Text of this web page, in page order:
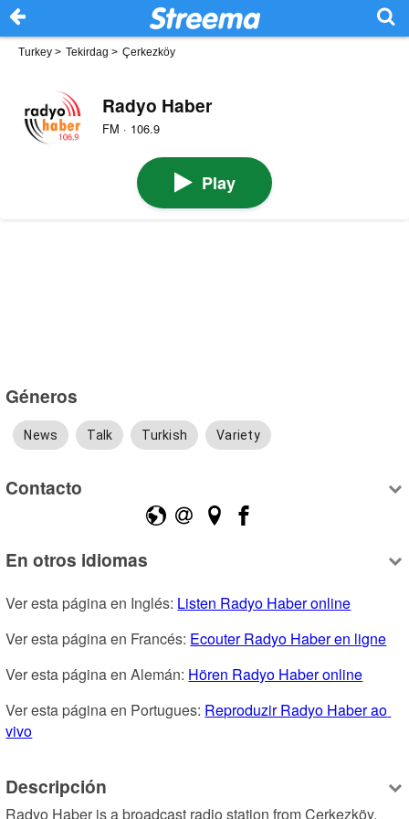
Turkey > Tekirdag > Çerkezköy
Radyo Haber
FM · 106.9
Play
Géneros
News Talk Turkish Variety
Contacto
En otros idiomas
Ver esta página en Inglés: Listen Radyo Haber online
Ver esta página en Francés: Ecouter Radyo Haber en ligne
Ver esta página en Alemán: Hören Radyo Haber online
Ver esta página en Portugues: Reproduzir Radyo Haber ao
vivo
Descripción
Radyo Haber is a broadcast radio station from Çerkezköy,